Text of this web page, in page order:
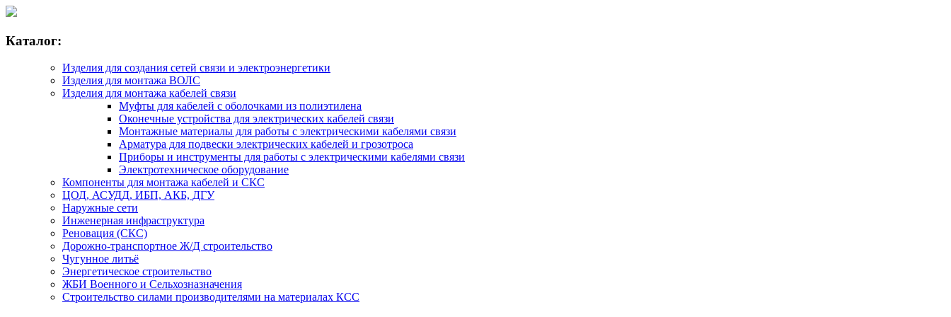
Каталог:
Изделия для создания сетей связи и электроэнергетики
Изделия для монтажа ВОЛС
Изделия для монтажа кабелей связи
Муфты для кабелей с оболочками из полиэтилена
Оконечные устройства для электрических кабелей связи
Монтажные материалы для работы с электрическими кабелями связи
Арматура для подвески электрических кабелей и грозотроса
Приборы и инструменты для работы с электрическими кабелями связи
Электротехническое оборудование
Компоненты для монтажа кабелей и СКС
ЦОД, АСУДД, ИБП, АКБ, ДГУ
Наружные сети
Инженерная инфраструктура
Реновация (СКС)
Дорожно-транспортное Ж/Д строительство
Чугунное литьё
Энергетическое строительство
ЖБИ Военного и Сельхозназначения
Строительство силами производителями на материалах КСС